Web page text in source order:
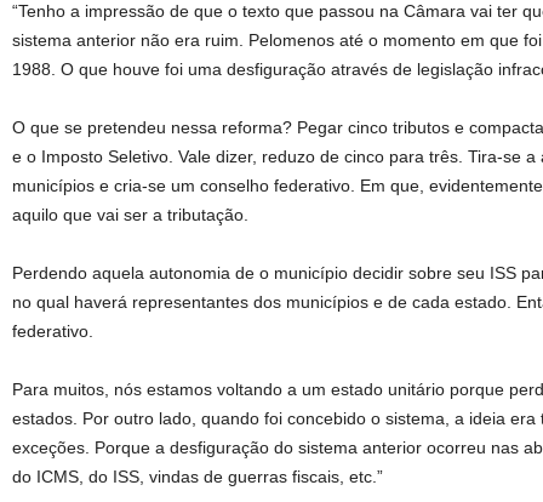
“Tenho a impressão de que o texto que passou na Câmara vai ter
sistema anterior não era ruim. Pelomenos até o momento em que
1988. O que houve foi uma desfiguração através de legislação
O que se pretendeu nessa reforma? Pegar cinco tributos e
e o Imposto Seletivo. Vale dizer, reduzo de cinco para três. Tira-se
municípios e cria-se um conselho federativo. Em que,
aquilo que vai ser a tributação.
Perdendo aquela autonomia de o município decidir sobre seu ISS
no qual haverá representantes dos municípios e de cada estado.
federativo.
Para muitos, nós estamos voltando a um estado unitário porque
estados. Por outro lado, quando foi concebido o sistema, a ideia
exceções. Porque a desfiguração do sistema anterior ocorreu nas
do ICMS, do ISS, vindas de guerras fiscais, etc.”